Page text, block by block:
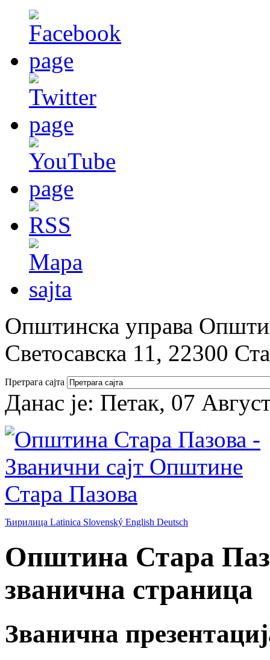
Општинска управа
Светосавска 11, 22300
Претрага сајта
Данас је: Петак, 07
Ћирилица Latinica Slovenský English Deutsch
Општина Стара
званична страница
Званична